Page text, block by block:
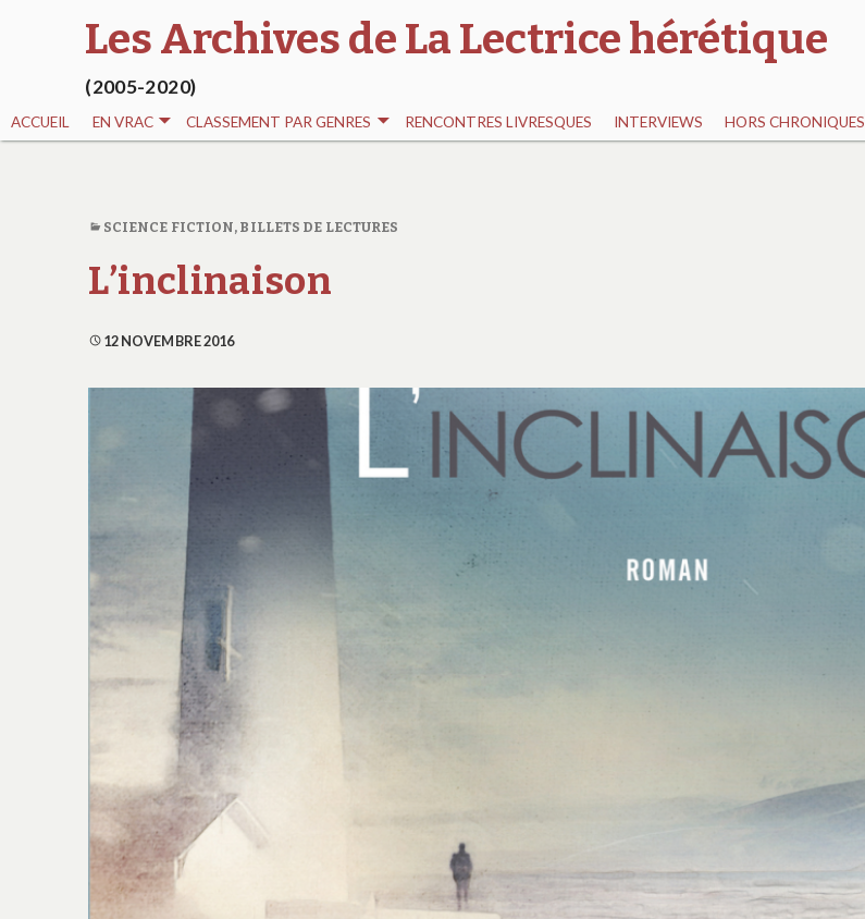
Les Archives de La Lectrice hérétique
(2005-2020)
ACCUEIL EN VRAC CLASSEMENT PAR GENRES RENCONTRES LIVRESQUES INTERVIEWS HORS CHRONIQUES
SCIENCE FICTION, BILLETS DE LECTURES
L’inclinaison
12 NOVEMBRE 2016